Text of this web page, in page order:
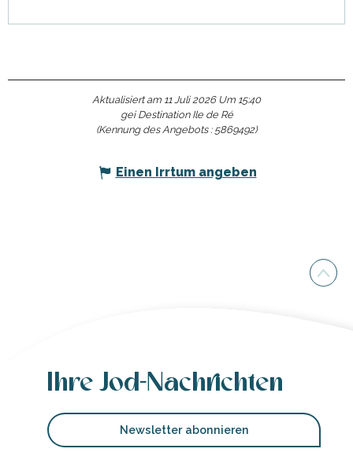
Aktualisiert am 11 Juli 2026 Um 15:40
gei Destination Ile de Ré
(Kennung des Angebots : 5869492)
Einen Irrtum angeben
Ihre Jod-Nachrichten
Newsletter abonnieren